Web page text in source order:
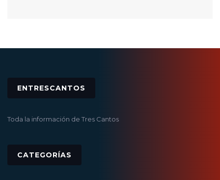
ENTRESCANTOS
Toda la información de Tres Cantos
CATEGORÍAS